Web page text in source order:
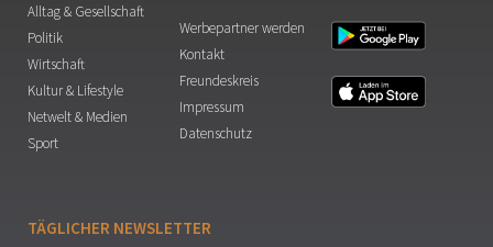
Alltag & Gesellschaft
Politik
Wirtschaft
Kultur & Lifestyle
Netwelt & Medien
Sport
Werbepartner werden
Kontakt
Freundeskreis
Impressum
Datenschutz
TÄGLICHER NEWSLETTER